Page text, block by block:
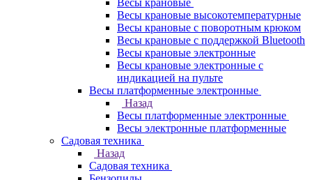
Весы крановые
Весы крановые высокотемпературные
Весы крановые с поворотным крюком
Весы крановые с поддержкой Bluetooth
Весы крановые электронные
Весы крановые электронные с
индикацией на пульте
Весы платформенные электронные
Назад
Весы платформенные электронные
Весы электронные платформенные
Садовая техника
Назад
Садовая техника